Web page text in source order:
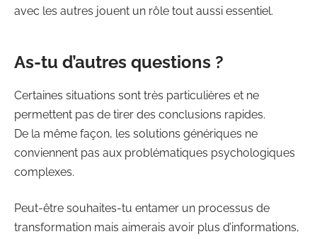
avec les autres jouent un rôle tout aussi essentiel.
As-tu d’autres questions ?
Certaines situations sont très particulières et ne
permettent pas de tirer des conclusions rapides.
De la même façon, les solutions génériques ne
conviennent pas aux problématiques psychologiques
complexes.
Peut-être souhaites-tu entamer un processus de
transformation mais aimerais avoir plus d’informations,